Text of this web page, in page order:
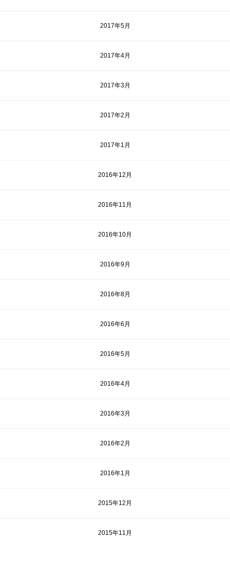
2017年5月
2017年4月
2017年3月
2017年2月
2017年1月
2016年12月
2016年11月
2016年10月
2016年9月
2016年8月
2016年6月
2016年5月
2016年4月
2016年3月
2016年2月
2016年1月
2015年12月
2015年11月